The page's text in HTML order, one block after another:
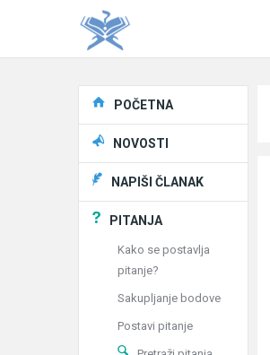
Explore
POČETNA
NOVOSTI
NAPIŠI ČLANAK
PITANJA
Kako se postavlja
pitanje?
Sakupljanje bodove
Postavi pitanje